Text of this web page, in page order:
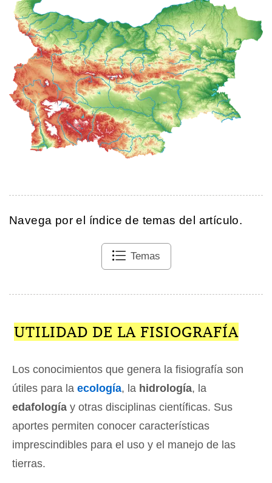
Navega por el índice de temas del artículo.
Temas
UTILIDAD DE LA FISIOGRAFÍA
Los conocimientos que genera la fisiografía son
útiles para la ecología, la hidrología, la
edafología y otras disciplinas científicas. Sus
aportes permiten conocer características
imprescindibles para el uso y el manejo de las
tierras.